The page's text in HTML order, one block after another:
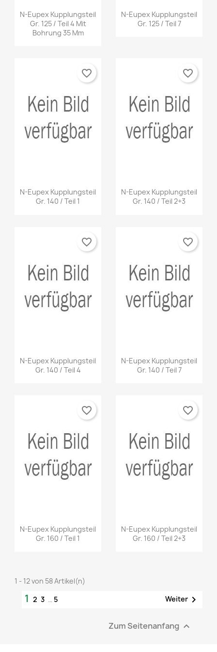
N-Eupex Kupplungsteil
Gr. 125 / Teil 4 Mit
Bohrung 35 Mm
N-Eupex Kupplungsteil
Gr. 125 / Teil 7
N-Eupex Kupplungsteil
Gr. 140 / Teil 1
favorite_border
N-Eupex Kupplungsteil
Gr. 140 / Teil 2+3
favorite_border
N-Eupex Kupplungsteil
Gr. 140 / Teil 4
favorite_border
N-Eupex Kupplungsteil
Gr. 140 / Teil 7
favorite_border
N-Eupex Kupplungsteil
Gr. 160 / Teil 1
favorite_border
N-Eupex Kupplungsteil
Gr. 160 / Teil 2+3
favorite_border
1 - 12 von 58 Artikel(n)
1 2 3 … 5 Weiter 
Zum Seitenanfang 